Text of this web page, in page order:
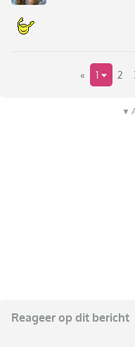
« 1 2
▼
Reageer op dit bericht